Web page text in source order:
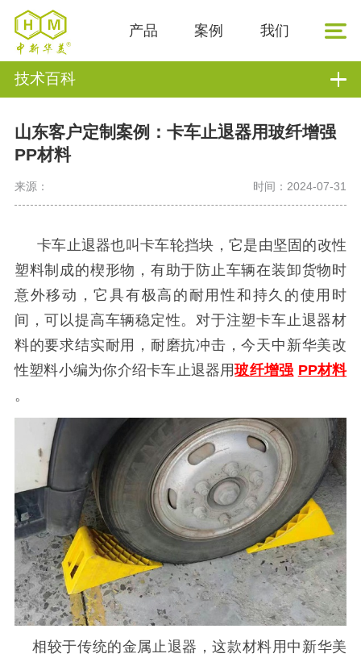
产品 案例 我们
技术百科
山东客户定制案例：卡车止退器用玻纤增强
PP材料
来源： 时间：2024-07-31
卡车止退器也叫卡车轮挡块，它是由坚固的改性
塑料制成的楔形物，有助于防止车辆在装卸货物时
意外移动，它具有极高的耐用性和持久的使用时
间，可以提高车辆稳定性。对于注塑卡车止退器材
料的要求结实耐用，耐磨抗冲击，今天中新华美改
性塑料小编为你介绍卡车止退器用玻纤增强 PP材料
。
相较于传统的金属止退器，这款材料用中新华美